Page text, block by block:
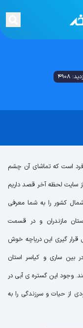
4908
فرد است که تماشای آن چشم
سایت لحظه آخر قصد داریم
کشور را به شما معرفی
مازندران و در قسمت
قرار گیری این دریاچه خوش
که در بین ساری و کیاسر استان
وجود این گستره ی آبی در
از حیات و سرزندگی را به